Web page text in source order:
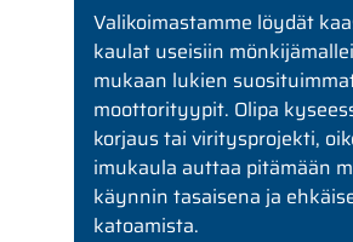
Valikoimastamme löydät
kaulat useisiin
mukaan lukien
moottorityypit. Olipa
korjaus tai viritysprojekti,
imukaula auttaa pitämään
käynnin tasaisena ja
katoamista.